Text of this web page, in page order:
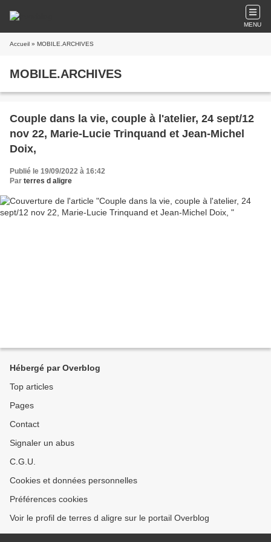
MENU
Accueil » MOBILE.ARCHIVES
MOBILE.ARCHIVES
Couple dans la vie, couple à l'atelier, 24 sept/12
nov 22, Marie-Lucie Trinquand et Jean-Michel
Doix,
Publié le 19/09/2022 à 16:42
Par terres d aligre
Hébergé par Overblog
Top articles
Pages
Contact
Signaler un abus
C.G.U.
Cookies et données personnelles
Préférences cookies
Voir le profil de terres d aligre sur le portail Overblog